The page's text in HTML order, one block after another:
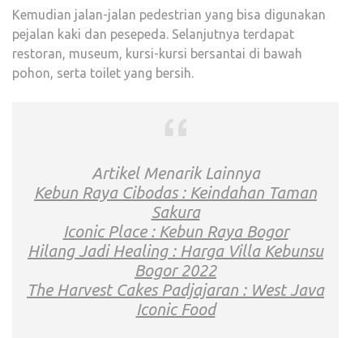
Kemudian jalan-jalan pedestrian yang bisa digunakan
pejalan kaki dan pesepeda. Selanjutnya terdapat
restoran, museum, kursi-kursi bersantai di bawah
pohon, serta toilet yang bersih.
Artikel Menarik Lainnya
Kebun Raya Cibodas : Keindahan Taman
Sakura
Iconic Place : Kebun Raya Bogor
Hilang Jadi Healing : Harga Villa Kebunsu
Bogor 2022
The Harvest Cakes Padjajaran : West Java
Iconic Food